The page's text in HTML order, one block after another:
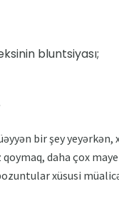
bluntsiyası;
bir şey yeyərkən,
daha çox maye
xüsusi